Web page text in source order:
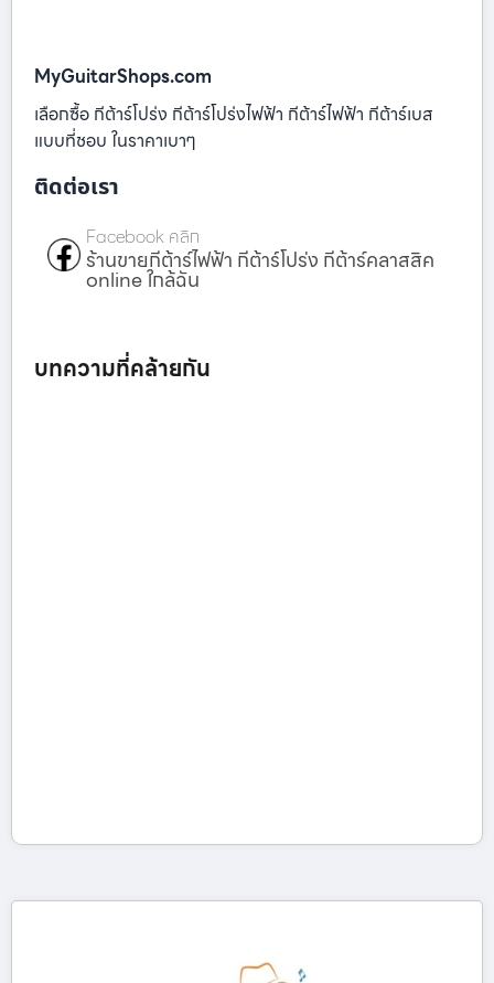
MyGuitarShops.com
เลือกซื้อ กีต้าร์โปร่ง กีต้าร์โปร่งไฟฟ้า กีต้าร์ไฟฟ้า กีต้าร์เบส
แบบที่ชอบ ในราคาเบาๆ
ติดต่อเรา
Facebook คลิก
ร้านขายกีต้าร์ไฟฟ้า กีต้าร์โปร่ง กีต้าร์คลาสสิค
online ใกล้ฉัน
บทความที่คล้ายกัน